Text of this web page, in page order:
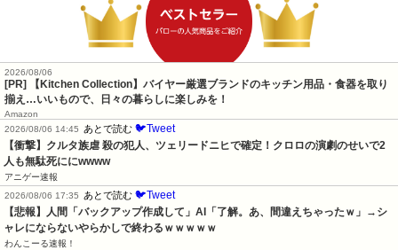
2026/08/06
[PR] 【Kitchen Collection】バイヤー厳選ブランドのキッチン用品・食器を取り
揃え…いいもので、日々の暮らしに楽しみを！
Amazon
2026/08/06 14:45
あとで読む 🐦Tweet
【衝撃】クルタ族虐 殺の犯人、ツェリードニヒで確定！クロロの演劇のせいで2
人も無駄死ににwwww
アニゲー速報
2026/08/06 17:35
あとで読む 🐦Tweet
【悲報】人間「バックアップ作成して」AI「了解。あ、間違えちゃったｗ」→シ
ャレにならないやらかしで終わるｗｗｗｗｗ
わんこーる速報！